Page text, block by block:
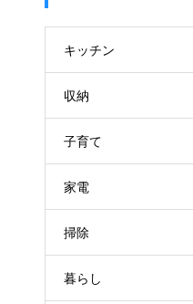
キッチン
収納
子育て
家電
掃除
暮らし